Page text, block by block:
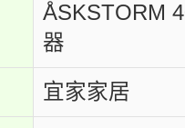
ÅSKSTORM
器
宜家家居